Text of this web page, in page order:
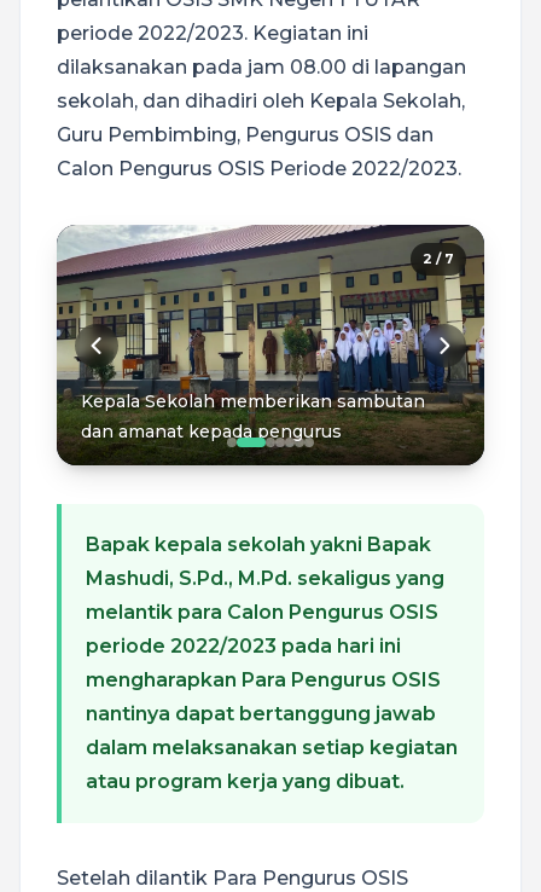
periode 2022/2023. Kegiatan ini
dilaksanakan pada jam 08.00 di lapangan
sekolah, dan dihadiri oleh Kepala Sekolah,
Guru Pembimbing, Pengurus OSIS dan
Calon Pengurus OSIS Periode 2022/2023.
2 / 7
Kepala Sekolah memberikan sambutan
dan amanat kepada pengurus
Bapak kepala sekolah yakni Bapak
Mashudi, S.Pd., M.Pd. sekaligus yang
melantik para Calon Pengurus OSIS
periode 2022/2023 pada hari ini
mengharapkan Para Pengurus OSIS
nantinya dapat bertanggung jawab
dalam melaksanakan setiap kegiatan
atau program kerja yang dibuat.
Setelah dilantik Para Pengurus OSIS